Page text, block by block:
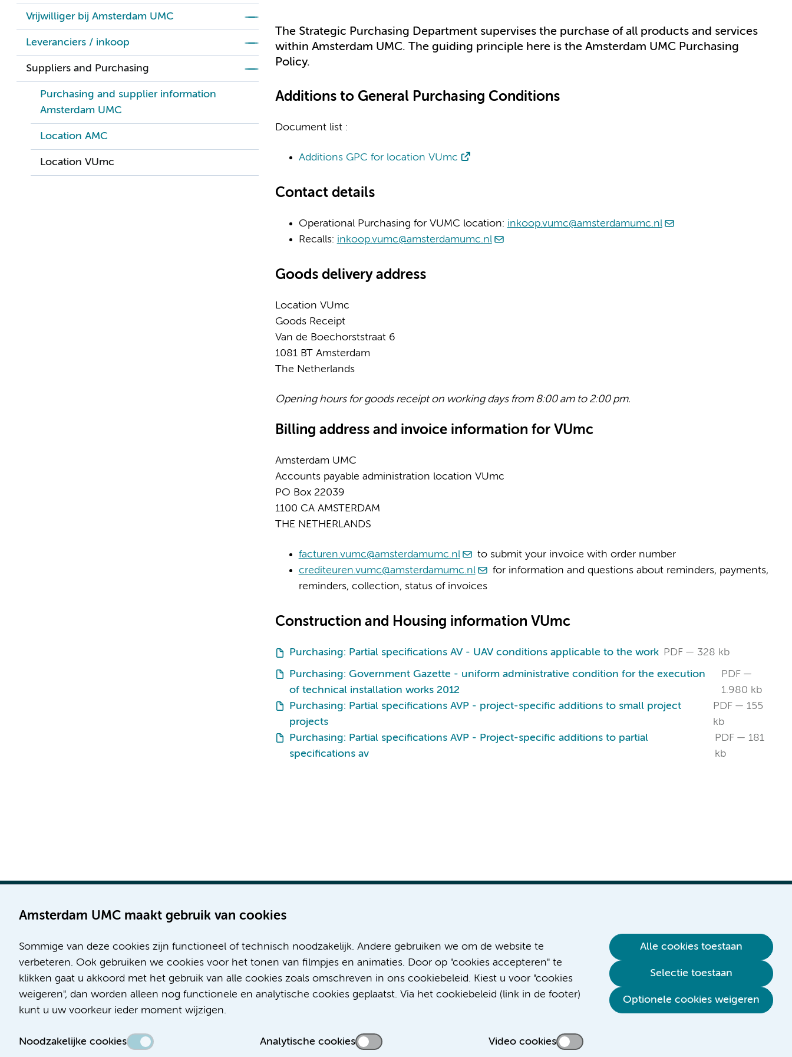
Amsterdam UMC maakt gebruik van cookies
Sommige van deze cookies zijn functioneel of technisch noodzakelijk. Andere gebruiken we om de website te
verbeteren. Ook gebruiken we cookies voor het tonen van filmpjes en animaties. Door op "cookies accepteren" te
klikken gaat u akkoord met het gebruik van alle cookies zoals omschreven in ons cookiebeleid. Kiest u voor "cookies
weigeren", dan worden alleen nog functionele en analytische cookies geplaatst. Via het cookiebeleid (link in de footer)
kunt u uw voorkeur ieder moment wijzigen.
Noodzakelijke cookies Analytische cookies Video cookies
Alle cookies toestaan
Selectie toestaan
Optionele cookies weigeren
Vrijwilliger bij Amsterdam UMC
Leveranciers / inkoop
Suppliers and Purchasing
Purchasing and supplier information
Amsterdam UMC
Location AMC
Location VUmc
The Strategic Purchasing Department supervises the purchase of all products and services
within Amsterdam UMC. The guiding principle here is the Amsterdam UMC Purchasing
Policy.
Additions to General Purchasing Conditions
Document list :
Additions GPC for location VUmc
Contact details
Operational Purchasing for VUMC location: inkoop.vumc@amsterdamumc.nl
Recalls: inkoop.vumc@amsterdamumc.nl
Goods delivery address
Location VUmc
Goods Receipt
Van de Boechorststraat 6
1081 BT Amsterdam
The Netherlands
Opening hours for goods receipt on working days from 8:00 am to 2:00 pm.
Billing address and invoice information for VUmc
Amsterdam UMC
Accounts payable administration location VUmc
PO Box 22039
1100 CA AMSTERDAM
THE NETHERLANDS
facturen.vumc@amsterdamumc.nl
to submit your invoice with order number
crediteuren.vumc@amsterdamumc.nl
for information and questions about reminders, payments,
reminders, collection, status of invoices
Construction and Housing information VUmc
Purchasing: Partial specifications AV - UAV conditions applicable to the work PDF 328 kb
Purchasing: Government Gazette - uniform administrative condition for the execution
of technical installation works 2012
PDF
1.980 kb
Purchasing: Partial specifications AVP - project-specific additions to small project
projects
PDF
155
kb
Purchasing: Partial specifications AVP - Project-specific additions to partial
specifications av
PDF
181
kb
Locatie AMC
Meibergdreef 9
1105 AZ Amsterdam
Route & Parkeren
Locatie VUmc
De Boelelaan 1117
1081 HV Amsterdam
(020) 444 4444
Route & Parkeren
Meer Amsterdam UMC websites:
Werken bij Amsterdam UMC
Over Amsterdam UMC
Educatie Locatie AMC